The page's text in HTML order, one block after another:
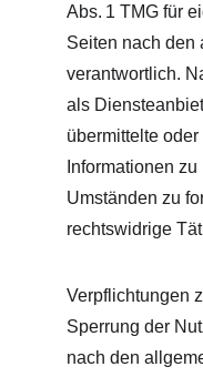
Abs. 1 TMG für
Seiten nach den
verantwortlich.
als
übermittelte
Informationen
Umständen zu
rechtswidrige
Verpflichtungen
Sperrung der
nach den